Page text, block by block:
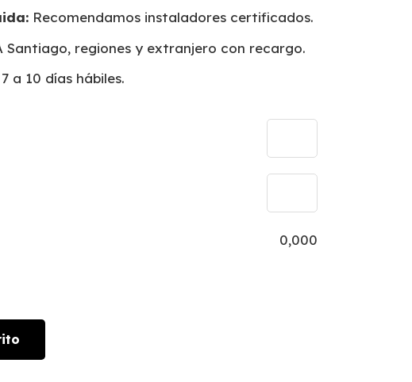
Recomendamos instaladores certificados.
Santiago, regiones y extranjero con recargo.
7 a 10 días hábiles.
0,000